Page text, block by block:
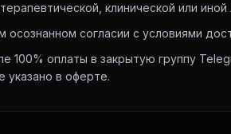
клинической или иной
согласии с условиями
100% оплаты в закрытую группу
указано в оферте.